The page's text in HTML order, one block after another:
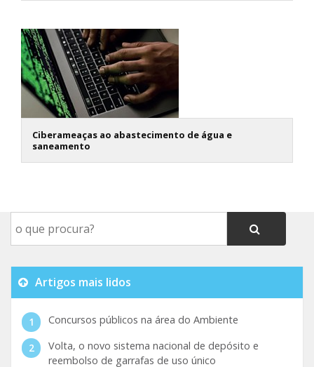
Ciberameaças ao abastecimento de água e
saneamento
Artigos mais lidos
Concursos públicos na área do Ambiente
Volta, o novo sistema nacional de depósito e
reembolso de garrafas de uso único